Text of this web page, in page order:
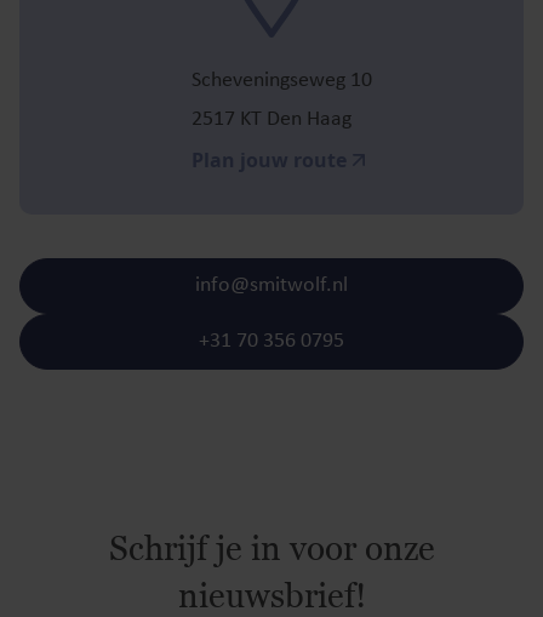
Scheveningseweg 10
2517 KT Den Haag
+31 70 356 0795
info@smitwolf.nl
Schrijf je in voor onze
nieuwsbrief!